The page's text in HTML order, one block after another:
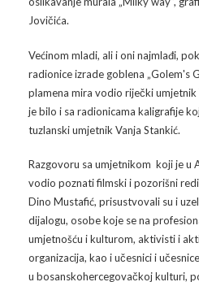
Video 2012
Video 2013
Video 2015
Video 2016
Video 2017
Galerija 2011
Galerija 2012
Galerija 2014
Galerija 2015
Galerija 2016
Kontakt
Jovičića.
Većinom mladi, ali i oni najmlađi,
radionice izrade goblena „Golem's
plamena mira vodio riječki
je bilo i sa radionicama kaligrafije
tuzlanski umjetnik Vanja Stankić.
Razgovoru sa umjetnikom koji je u
vodio poznati filmski i pozorišni
Dino Mustafić, prisustvovali su i
dijalogu, osobe koje se na
umjetnošću i kulturom, aktivisti i
organizacija, kao i učesnici i
u bosanskohercegovačkoj kulturi,